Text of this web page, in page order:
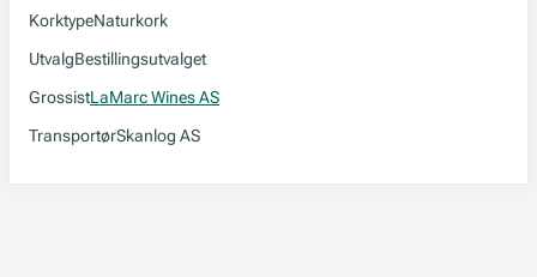
KorktypeNaturkork
UtvalgBestillingsutvalget
GrossistLaMarc Wines AS
TransportørSkanlog AS